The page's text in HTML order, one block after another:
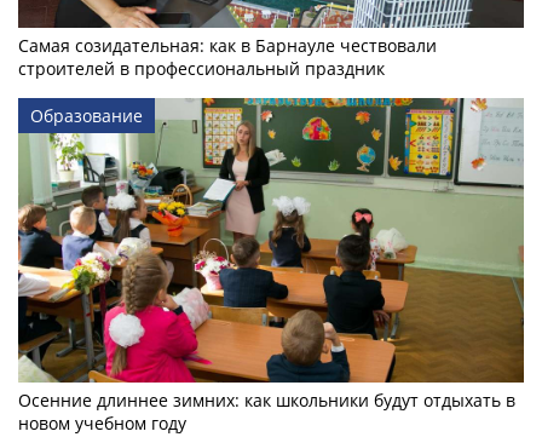
Самая созидательная: как в Барнауле чествовали
строителей в профессиональный праздник
Образование
Осенние длиннее зимних: как школьники будут отдыхать в
новом учебном году